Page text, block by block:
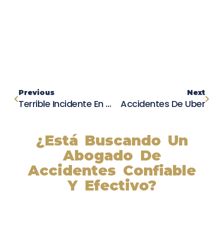
Previous
Terrible Incidente En Marina: Conductor Se Da A La Fuga Tras Choque Y Amenaza A La Policía
Next
Accidentes De Uber
¿Está Buscando Un
Abogado De
Accidentes Confiable
Y Efectivo?